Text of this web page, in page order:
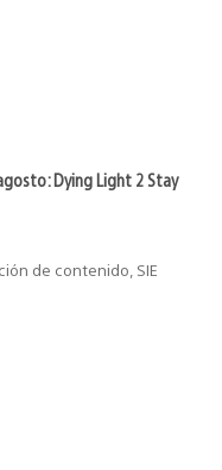
Dying Light 2 Stay
de contenido, SIE